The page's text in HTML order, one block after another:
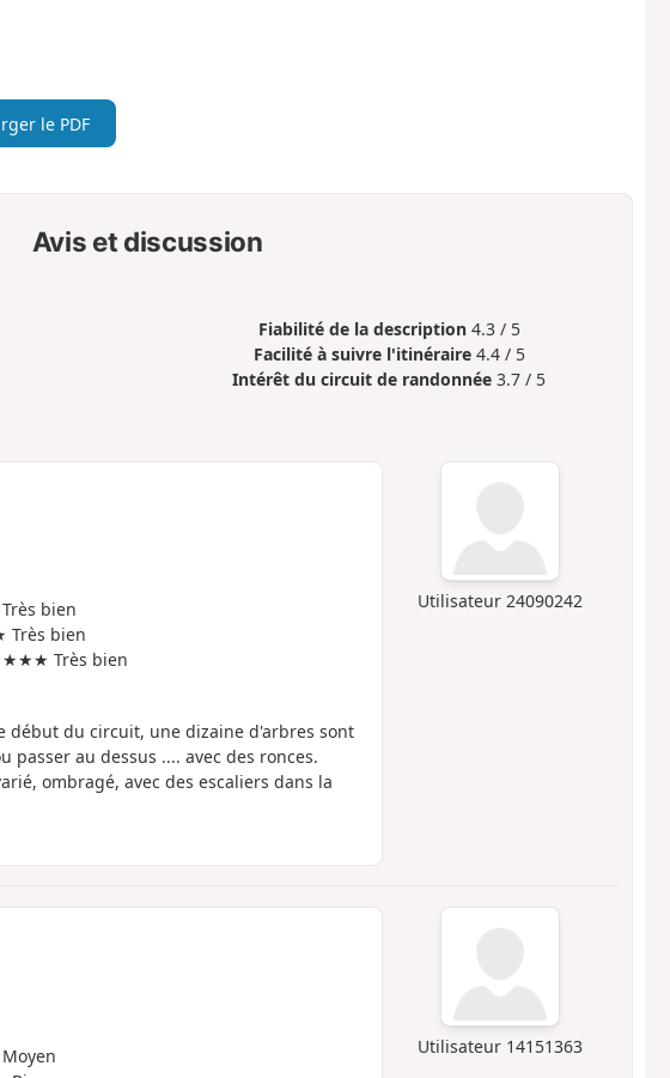
le PDF
Avis et discussion
Fiabilité de la description 4.3 / 5
Facilité à suivre l'itinéraire 4.4 / 5
Intérêt du circuit de randonnée 3.7 / 5
Utilisateur 24090242
bien
bien
Très bien
début du circuit, une dizaine d'arbres sont
au dessus .... avec des ronces.
ombragé, avec des escaliers dans la
Utilisateur 14151363